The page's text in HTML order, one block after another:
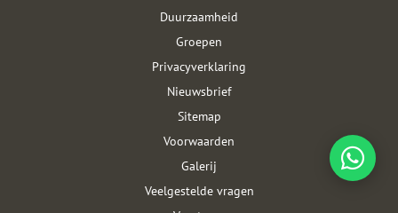
Duurzaamheid
Groepen
Privacyverklaring
Nieuwsbrief
Sitemap
Voorwaarden
Galerij
Veelgestelde vragen